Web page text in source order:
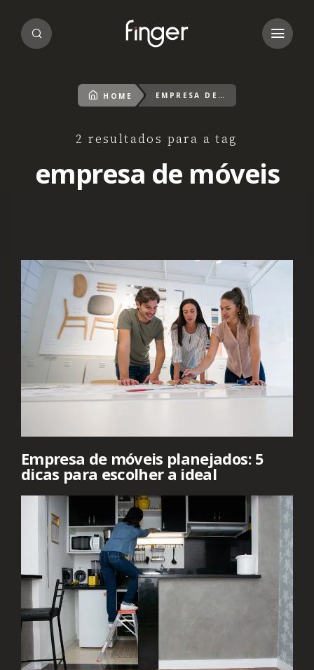
HOME EMPRESA DE MÓVEIS
2 resultados para a tag
empresa de móveis
Empresa de móveis planejados: 5
dicas para escolher a ideal